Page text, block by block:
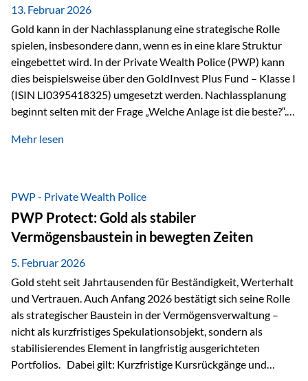
13. Februar 2026
Gold kann in der Nachlassplanung eine strategische Rolle
spielen, insbesondere dann, wenn es in eine klare Struktur
eingebettet wird. In der Private Wealth Police (PWP) kann
dies beispielsweise über den GoldInvest Plus Fund – Klasse I
(ISIN LI0395418325) umgesetzt werden. Nachlassplanung
beginnt selten mit der Frage „Welche Anlage ist die beste?“.
was bekommen – wann – und in welcher Struktur?Und vor
bei größeren Vermögen ist das entscheidend.
Mehr lesen
PWP - Private Wealth Police
PWP Protect: Gold als stabiler
Vermögensbaustein in bewegten Zeiten
5. Februar 2026
Gold steht seit Jahrtausenden für Beständigkeit, Werterhalt
und Vertrauen. Auch Anfang 2026 bestätigt sich seine Rolle
als strategischer Baustein in der Vermögensverwaltung –
nicht als kurzfristiges Spekulationsobjekt, sondern als
stabilisierendes Element in langfristig ausgerichteten
Portfolios. Dabei gilt: Kurzfristige Kursrückgänge und